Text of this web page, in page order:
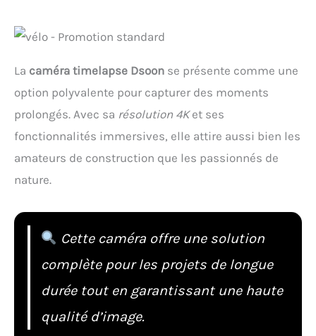
La caméra timelapse Dsoon se présente comme une
option polyvalente pour capturer des moments
prolongés. Avec sa résolution 4Ket ses
fonctionnalités immersives, elle attire aussi bien les
amateurs de construction que les passionnés de
nature.
Cette caméra offre une solution
complète pour les projets de longue
durée tout en garantissant une haute
qualité d’image.